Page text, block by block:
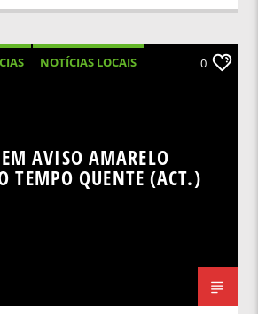
NOTÍCIAS LOCAIS
0
AVISO AMARELO
TEMPO QUENTE (ACT.)